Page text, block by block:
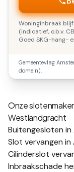
Woninginbraak
(indicatief, o.b.v.
Goed SKG-hang-
Gemeentevlag
domein).
Onze
Westlandgracht
Buitengesloten
Slot vervangen
Cilinderslot
Inbraakschade